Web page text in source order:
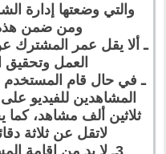
والتي وضعتها إدارة
ومن ضمن
ـ ألا يقل عمر المشترك
العمل
ـ في حال قام
المشاهدين للفيديو
ثلاثين ألف مشاهد،
لاتقل عن ثلاثة
3ـ لا بد من إقامة